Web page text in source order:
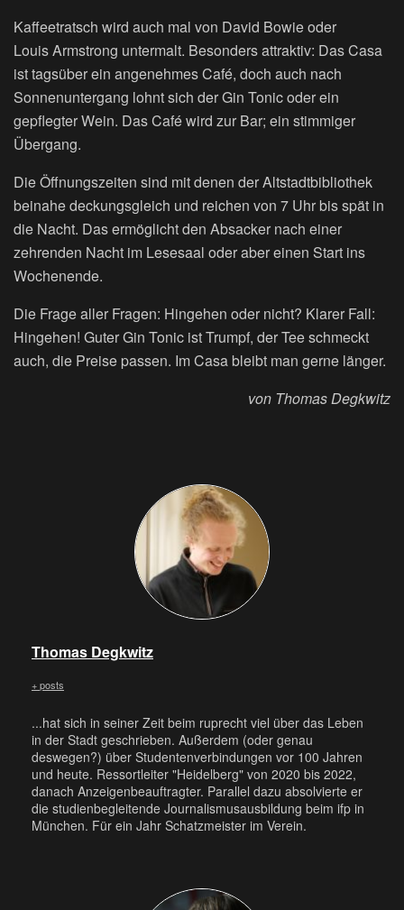
Kaffeetratsch wird auch mal von David Bowie oder
Louis Armstrong untermalt. Besonders attraktiv: Das Casa
ist tagsüber ein angenehmes Café, doch auch nach
Sonnenuntergang lohnt sich der Gin Tonic oder ein
gepflegter Wein. Das Café wird zur Bar; ein stimmiger
Übergang.
Die Öffnungszeiten sind mit denen der Altstadtbibliothek
beinahe deckungsgleich und reichen von 7 Uhr bis spät in
die Nacht. Das ermöglicht den Absacker nach einer
zehrenden Nacht im Lesesaal oder aber einen Start ins
Wochenende.
Die Frage aller Fragen: Hingehen oder nicht? Klarer Fall:
Hingehen! Guter Gin Tonic ist Trumpf, der Tee schmeckt
auch, die Preise passen. Im Casa bleibt man gerne länger.
von Thomas Degkwitz
Thomas Degkwitz
+ posts
...hat sich in seiner Zeit beim ruprecht viel über das Leben
in der Stadt geschrieben. Außerdem (oder genau
deswegen?) über Studentenverbindungen vor 100 Jahren
und heute. Ressortleiter "Heidelberg" von 2020 bis 2022,
danach Anzeigenbeauftragter. Parallel dazu absolvierte er
die studienbegleitende Journalismusausbildung beim ifp in
München. Für ein Jahr Schatzmeister im Verein.